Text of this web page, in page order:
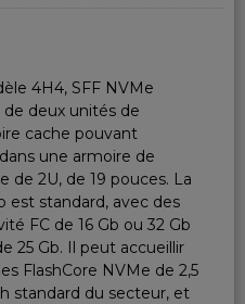
4H4, SFF NVMe
deux unités de
cache pouvant
une armoire de
2U, de 19 pouces. La
est standard, avec des
FC de 16 Gb ou 32 Gb
25 Gb. Il peut accueillir
FlashCore NVMe de 2,5
standard du secteur, et